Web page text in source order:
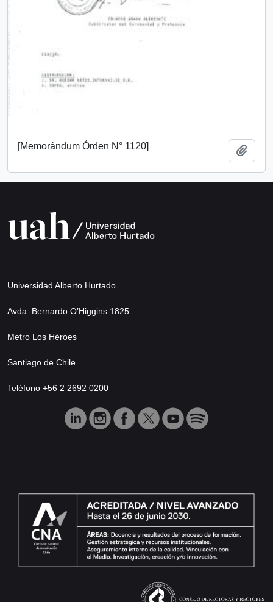
[Memorándum Órden N° 1120]
Universidad Alberto Hurtado
Avda. Bernardo O’Higgins 1825
Metro Los Héroes
Santiago de Chile
Teléfono +56 2 2692 0200